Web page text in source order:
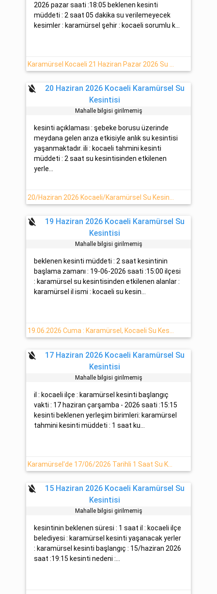
2026 pazar saati :18:05 beklenen kesinti
müddeti : 2 saat 05 dakika su verilemeyecek
kesimler : karamürsel şehir : kocaeli sorumlu k...
format_color_reset
20 Haziran 2026 Kocaeli Karamürsel Su
Kesintisi
Mahalle bilgisi girilmemiş
kesinti açıklaması : şebeke borusu üzerinde
meydana gelen arıza etkisiyle anlık su kesintisi
yaşanmaktadır. ili : kocaeli tahmini kesinti
müddeti : 2 saat su kesintisinden etkilenen
yerle...
format_color_reset
19 Haziran 2026 Kocaeli Karamürsel Su
Kesintisi
Mahalle bilgisi girilmemiş
beklenen kesinti müddeti : 2 saat kesintinin
başlama zamanı : 19-06-2026 saati :15:00 ilçesi
: karamürsel su kesintisinden etkilenen alanlar :
karamürsel il ismi : kocaeli su kesin...
format_color_reset
17 Haziran 2026 Kocaeli Karamürsel Su
Kesintisi
Mahalle bilgisi girilmemiş
il : kocaeli ilçe : karamürsel kesinti başlangıç
vakti : 17 haziran çarşamba - 2026 saati :15:15
kesinti beklenen yerleşim birimleri: karamürsel
tahmini kesinti müddeti : 1 saat ku...
Karamürsel'de 17/06/2026 Tarihli 1 Saat Su Kesintisi
format_color_reset
15 Haziran 2026 Kocaeli Karamürsel Su
Kesintisi
Mahalle bilgisi girilmemiş
kesintinin beklenen süresi : 1 saat il : kocaeli ilçe
belediyesi : karamürsel kesinti yaşanacak yerler
: karamürsel kesinti başlangıç : 15/haziran 2026
saat :19:15 kesinti nedeni :...